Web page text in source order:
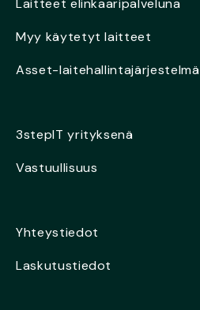
Laitteet elinkaaripalveluna
Myy käytetyt laitteet
Asset-laitehallintajärjestelmä
3stepIT yrityksenä
Vastuullisuus
Yhteystiedot
Laskutustiedot